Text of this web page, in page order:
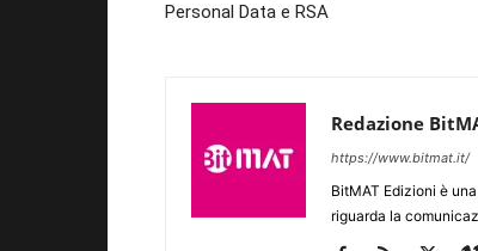
Personal Data e RSA
Redazione
https://www.bitmat.it/
BitMAT Edizioni è
riguarda la